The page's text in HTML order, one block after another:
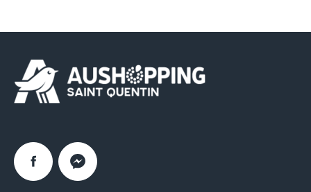
FacebookMessenger